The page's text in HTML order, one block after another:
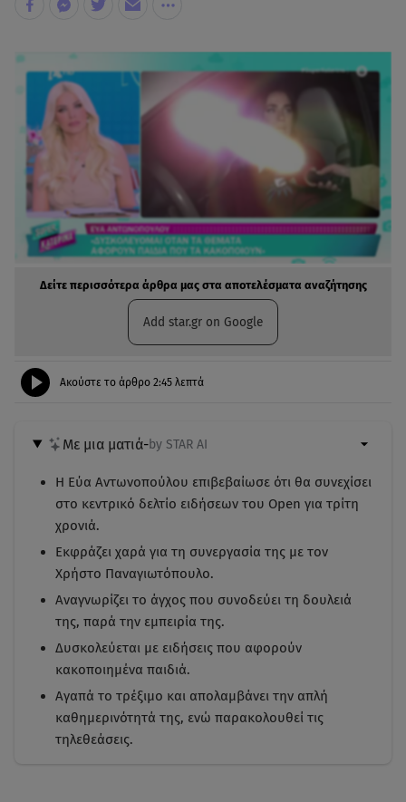
Δείτε περισσότερα άρθρα μας στα αποτελέσματα αναζήτησης
Add star.gr on Google
Ακούστε το άρθρο 2:45 λεπτά
Με μια ματιά-by STAR AI
Η Εύα Αντωνοπούλου επιβεβαίωσε ότι θα συνεχίσει
στο κεντρικό δελτίο ειδήσεων του Open για τρίτη
χρονιά.
Εκφράζει χαρά για τη συνεργασία της με τον
Χρήστο Παναγιωτόπουλο.
Αναγνωρίζει το άγχος που συνοδεύει τη δουλειά
της, παρά την εμπειρία της.
Δυσκολεύεται με ειδήσεις που αφορούν
κακοποιημένα παιδιά.
Αγαπά το τρέξιμο και απολαμβάνει την απλή
καθημερινότητά της, ενώ παρακολουθεί τις
τηλεθεάσεις.